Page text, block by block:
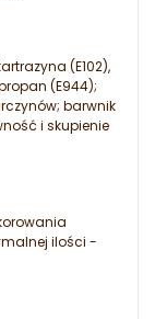
(E102),
(E944);
barwnik
i skupienie
ilości -